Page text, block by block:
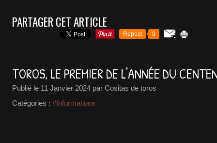
PARTAGER CET ARTICLE
Repost 0
TOROS, LE PREMIER DE L'ANNÉE DU
Publié le 11 Janvier 2024 par Cositas de toros
Catégories : #Informations